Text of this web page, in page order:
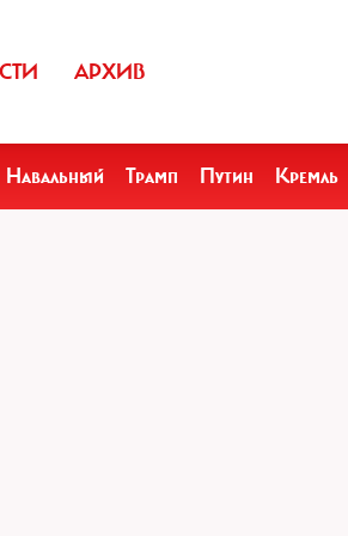
АРХИВ
Навальный Трамп Путин Кремль